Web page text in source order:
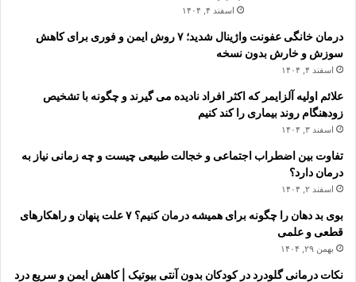
اسفند ۴, ۱۴۰۴
درمان خانگی عفونت واژینال شدید؛ ۷ روش ایمن و فوری برای کاهش
سوزش و خارش بدون نسخه
اسفند ۴, ۱۴۰۴
علائم اولیه آلزایمر که اکثر افراد نادیده می گیرند و چگونه با تشخیص
زودهنگام روند بیماری را کند کنیم
اسفند ۳, ۱۴۰۴
تفاوت بین اضطراب اجتماعی و خجالت طبیعی چیست و چه زمانی نیاز به
درمان دارد؟
اسفند ۲, ۱۴۰۴
بوی بد دهان را چگونه برای همیشه درمان کنیم؟ ۷ علت پنهان و راهکارهای
قطعی و علمی
بهمن ۲۹, ۱۴۰۴
نکات درمانی گلودرد در کودکان بدون آنتی بیوتیک | کاهش ایمن و سریع درد